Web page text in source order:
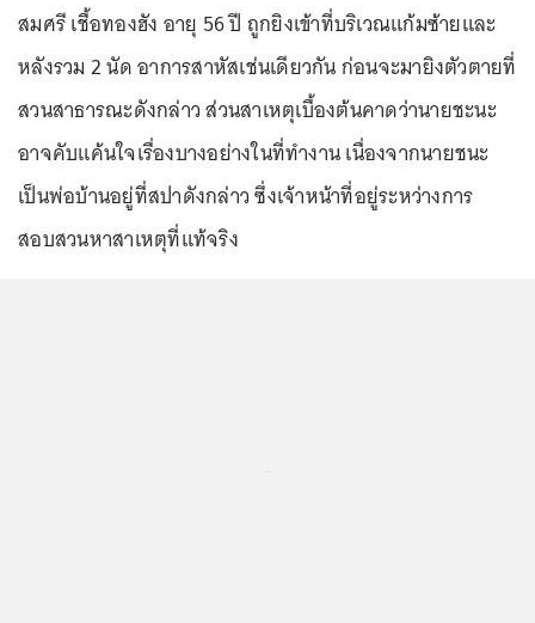
สมศรี เชื้อทองฮัง อายุ 56 ปี ถูกยิงเข้าที่บริเวณแก้มซ้ายและ
หลังรวม 2 นัด อาการสาหัสเช่นเดียวกัน ก่อนจะมายิงตัวตายที่
สวนสาธารณะดังกล่าว ส่วนสาเหตุเบื้องต้นคาดว่านายชะนะ
อาจคับแค้นใจเรื่องบางอย่างในที่ทำงาน เนื่องจากนายชนะ
เป็นพ่อบ้านอยู่ที่สปาดังกล่าว ซึ่งเจ้าหน้าที่อยู่ระหว่างการ
สอบสวนหาสาเหตุที่แท้จริง